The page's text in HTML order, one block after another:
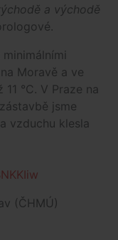
a východě
Moravě a ve
°C. V Praze na
jsme
vzduchu klesla
(ČHMÚ)